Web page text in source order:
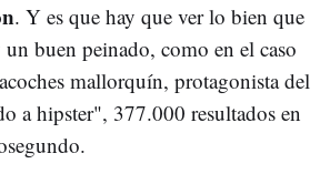
. Y es que hay que ver lo bien que
buen peinado, como en el caso
mallorquín, protagonista del
a hipster", 377.000 resultados en